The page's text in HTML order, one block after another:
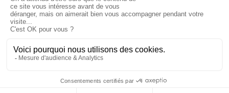
Qui sommes-nous?
Contactez-nous